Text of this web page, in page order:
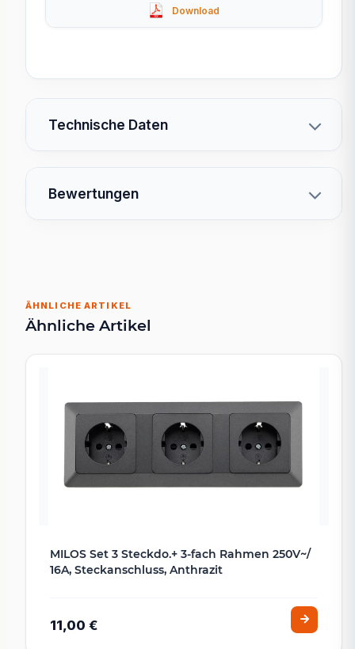
Technische Daten
Bewertungen
ÄHNLICHE ARTIKEL
Ähnliche Artikel
MILOS Set 3 Steckdo.+ 3-fach Rahmen 250V~/
16A, Steckanschluss, Anthrazit
11,00 €